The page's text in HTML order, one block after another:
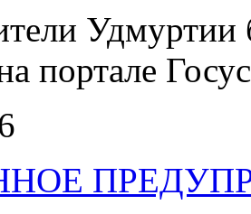
Удмуртии
портале